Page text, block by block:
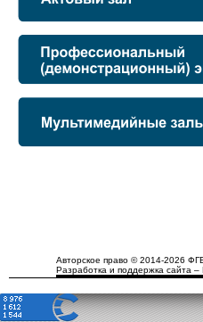
Авторское право © 2014-2026
Разработка и поддержка сайта